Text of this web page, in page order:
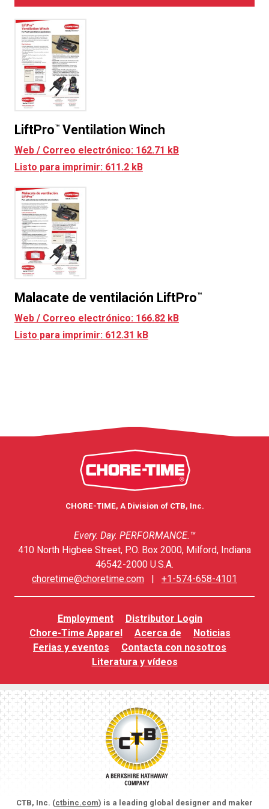
LiftPro™ Ventilation Winch
Web / Correo electrónico: 162.71 kB
Listo para imprimir: 611.2 kB
Malacate de ventilación LiftPro™
Web / Correo electrónico: 166.82 kB
Listo para imprimir: 612.31 kB
CHORE-TIME, A Division of CTB, Inc.
Every. Day. PERFORMANCE.™
410 North Higbee Street, P.O. Box 2000, Milford, Indiana
46542-2000 U.S.A.
choretime@choretime.com | +1-574-658-4101
Employment
Distributor Login
Chore-Time Apparel
Acerca de
Noticias
Ferias y eventos
Contacta con nosotros
Literatura y vídeos
CTB, Inc. (ctbinc.com) is a leading global designer and maker